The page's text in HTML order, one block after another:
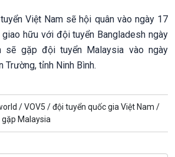
Việt Nam sẽ hội quân vào ngày 17
hữu với đội tuyển Bangladesh ngày
sẽ gặp đội tuyển Malaysia vào ngày
tỉnh Ninh Bình.
/VOV5 /đội tuyển quốc gia Việt Nam /
Malaysia